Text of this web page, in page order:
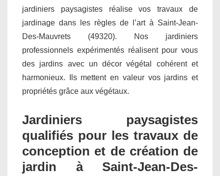
jardiniers paysagistes réalise vos travaux de
jardinage dans les règles de l’art à Saint-Jean-
Des-Mauvrets (49320). Nos jardiniers
professionnels expérimentés réalisent pour vous
des jardins avec un décor végétal cohérent et
harmonieux. Ils mettent en valeur vos jardins et
propriétés grâce aux végétaux.
Jardiniers paysagistes
qualifiés pour les travaux de
conception et de création de
jardin à Saint-Jean-Des-